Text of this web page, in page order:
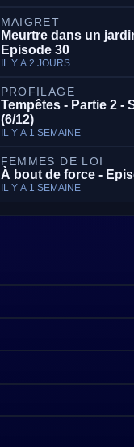
MAIGRET
Meurtre dans un
Episode 30
IL Y A 2 JOURS
PROFILAGE
Tempêtes - Partie 2 -
(6/12)
IL Y A 1 SEMAINE
FEMMES DE LOI
À bout de force -
IL Y A 1 SEMAINE